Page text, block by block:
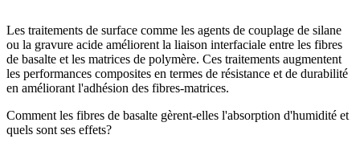
Les traitements de surface comme les agents de couplage de silane
ou la gravure acide améliorent la liaison interfaciale entre les fibres
de basalte et les matrices de polymère. Ces traitements augmentent
les performances composites en termes de résistance et de durabilité
en améliorant l'adhésion des fibres-matrices.
Comment les fibres de basalte gèrent-elles l'absorption d'humidité et
quels sont ses effets?